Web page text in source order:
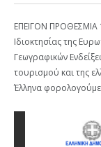
ΕΠΕΙΓΟΝ ΠΡΟΘΕΣΜΙΑ
Ιδιοκτησίας της
Γεωγραφικών
τουρισμού και της
Έλληνα